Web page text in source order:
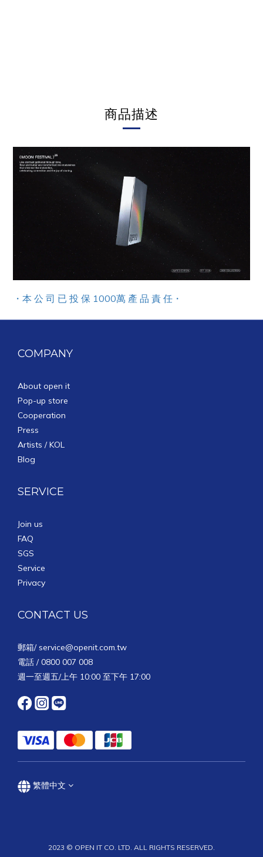
商品描述
・本 公 司 已 投 保 1000萬 產 品 責 任 ・
COMPANY
About open it
Pop-up store
Cooperation
Press
Artists / KOL
Blog
SERVICE
Join us
FAQ
SGS
Service
Privacy
CONTACT US
郵箱/ service@openit.com.tw
電話 / 0800 007 008
週一至週五/上午 10:00 至下午 17:00
繁體中文
2023 © OPEN IT CO. LTD. ALL RIGHTS RESERVED.